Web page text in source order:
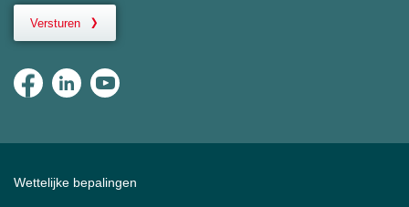
Versturen
Wettelijke bepalingen